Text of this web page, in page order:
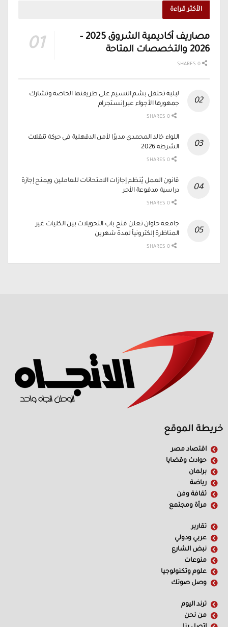
الأكثر قراءة
مصاريف أكاديمية الشروق 2025 –
2026 والتخصصات المتاحة
لبلبة تحتفل بشم النسيم على طريقتها الخاصة وتشارك
جمهورها الأجواء عبر إنستجرام
اللواء خالد المحمدي مديرًا لأمن الدقهلية في حركة تنقلات
الشرطة 2026
قانون العمل يُنظم إجازات الامتحانات للعاملين ويمنح إجازة
دراسية مدفوعة الأجر
جامعة حلوان تعلن فتح باب التحويلات بين الكليات غير
المناظرة إلكترونياً لمدة شهرين
خريطة الموقع
اقتصاد مصر
حوادث وقضايا
برلمان
رياضة
ثقافة وفن
مرأة ومجتمع
تقارير
عربي ودولي
نبض الشارع
منوعات
علوم وتكنولوجيا
وصل صوتك
ترند اليوم
من نحن